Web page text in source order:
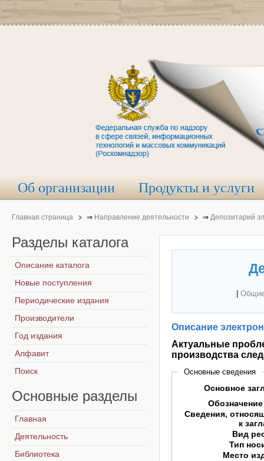
Об организации Продукты и услуги
Главная страница ⇒ Направление деятельности ⇒ Депозитарий
Описание
Актуальные
производства
Основные сведения
Основное
Сведения,
к
Вид
Тип
Место
Разделы каталога
Описание каталога
Новые поступления
Периодические издания
Производители
Год издания
Алфавит
Поиск
Основные разделы
Главная
Деятельность
Библиотека